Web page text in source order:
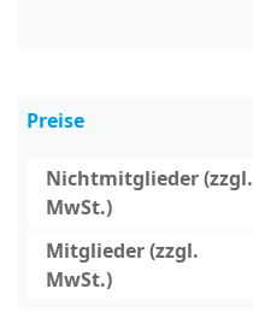
Preise
Nichtmitglieder (zzgl.
MwSt.)
Mitglieder (zzgl.
MwSt.)